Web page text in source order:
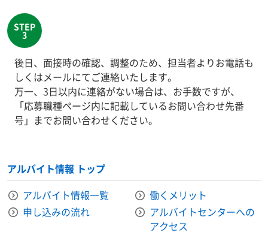
後日、面接時の確認、調整のため、担当者よりお電話も
しくはメールにてご連絡いたします。
万一、3日以内に連絡がない場合は、お手数ですが、
「応募職種ページ内に記載しているお問い合わせ先番
号」までお問い合わせください。
アルバイト情報 トップ
アルバイト情報一覧
働くメリット
申し込みの流れ
アルバイトセンターへの
アクセス